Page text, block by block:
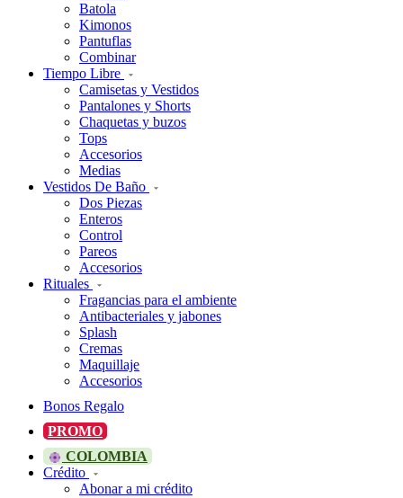
Batola
Kimonos
Pantuflas
Combinar
Tiempo Libre
Camisetas y Vestidos
Pantalones y Shorts
Chaquetas y buzos
Tops
Accesorios
Medias
Vestidos De Baño
Dos Piezas
Enteros
Control
Pareos
Accesorios
Rituales
Fragancias para el ambiente
Antibacteriales y jabones
Splash
Cremas
Maquillaje
Accesorios
Bonos Regalo
PROMO
COLOMBIA
Crédito
Abonar a mi crédito